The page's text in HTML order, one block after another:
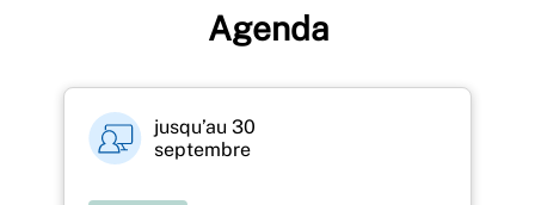
Agenda
jusqu’au 30
septembre